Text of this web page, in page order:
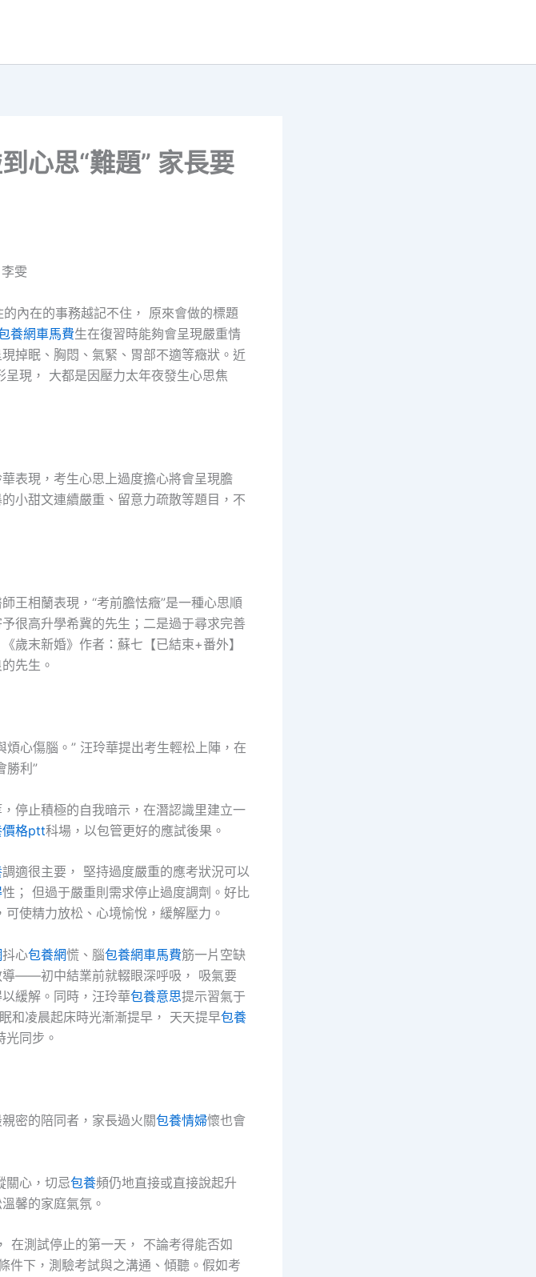
心思“難題” 家長要
雯
的內在的事務越記不住， 原來會做的標題
養網車馬費生在復習時能夠會呈現嚴重情
掉眠、胸悶、氣緊、胃部不適等癥狀。近
現， 大都是因壓力太年夜發生心思焦
表現，考生心思上過度擔心將會呈現膽
小甜文連續嚴重、留意力疏散等題目，不
王相蘭表現，“考前膽怯癥”是一種心思順
很高升學希冀的先生；二是過于尋求完善
歲末新婚》作者：蘇七【已結束+番外】
先生。
心傷腦。” 汪玲華提出考生輕松上陣，在
勝利”
停止積極的自我暗示，在潛認識里建立一
價格ptt科場，以包管更好的應試後果。
調適很主要， 堅持過度嚴重的應考狀況可以
性； 但過于嚴重則需求停止過度調劑。好比
使精力放松、心境愉悅，緩解壓力。
抖心包養網慌、腦包養網車馬費筋一片空缺
導——初中結業前就輟眼深呼吸， 吸氣要
緩解。同時，汪玲華包養意思提示習氣于
和凌晨起床時光漸漸提早， 天天提早包養
同步。
密的陪同者，家長過火關包養情婦懷也會
關心，切忌包養頻仍地直接或直接說起升
馨的家庭氣氛。
在測試停止的第一天， 不論考得能否如
件下，測驗考試與之溝通、傾聽。假如考